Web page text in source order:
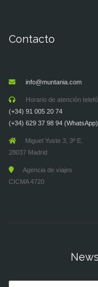
Contacto
info@muntania.com
Horario de atención
(+34) 91 005 20 74
(+34) 629 37 98 94 (WhatsApp)
Miguel Yuste 3, 3º E.
28037 Madrid
Agencia de viajes
CICMA 4720